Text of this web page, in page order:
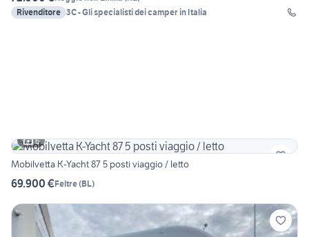
Rivenditore 3C - Gli specialisti dei camper in Italia
6
Mobilvetta K-Yacht 87 5 posti viaggio / letto
69.900 €Feltre(BL)